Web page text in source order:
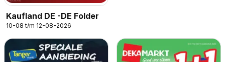
Kaufland DE -DE Folder
10-08 t/m 12-08-2026